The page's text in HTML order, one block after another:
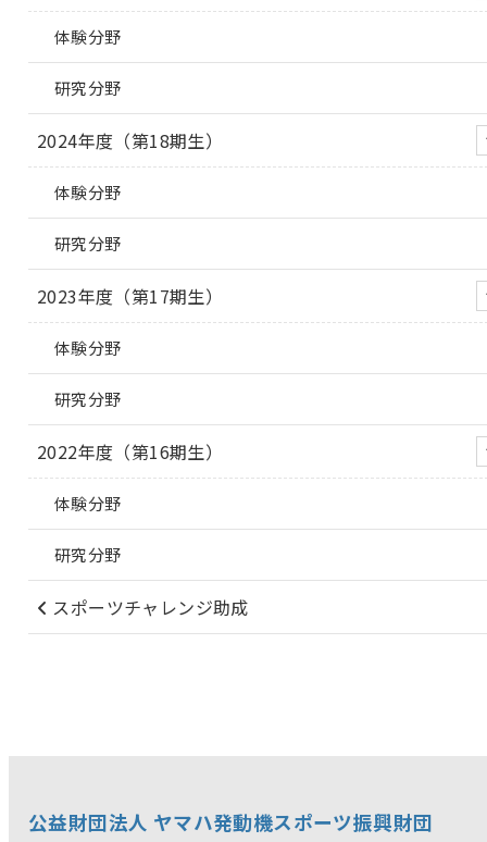
体験分野
研究分野
2024年度（第18期生）
体験分野
研究分野
2023年度（第17期生）
体験分野
研究分野
2022年度（第16期生）
体験分野
研究分野
スポーツチャレンジ助成
公益財団法人 ヤマハ発動機スポーツ振興財団